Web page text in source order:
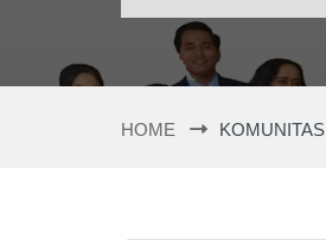
HOME KOMUNITAS